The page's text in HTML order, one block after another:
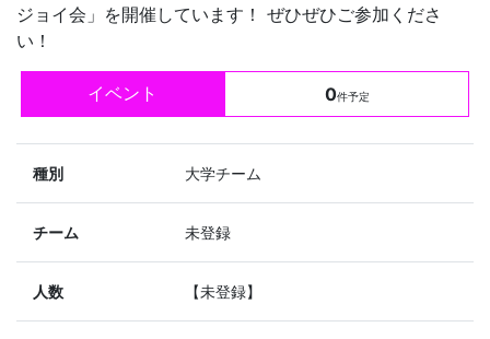
ジョイ会」を開催しています！ ぜひぜひご参加くださ
い！
イベント 0件予定
種別 大学チーム
チーム 未登録
人数 【未登録】